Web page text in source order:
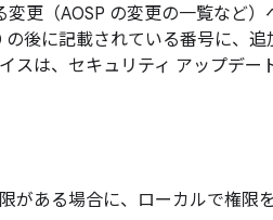
更（AOSP の変更の一覧など）
後に記載されている番号に、追
スは、セキュリティ アップデー
がある場合に、ローカルで権限